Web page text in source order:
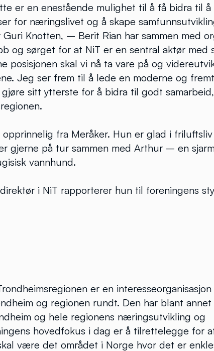
er en enestående mulighet til å få bidra til å
for næringslivet og å skape
Knotten, – Berit Rian har sammen med
og sørget for at NiT er en sentral aktør med
posisjonen skal vi nå ta vare på og
Jeg ser frem til å lede en moderne og
gjøre sitt ytterste for å bidra til godt
opprinnelig fra Meråker. Hun er glad i
gjerne på tur sammen med Arthur – en
vannhund.
i NiT rapporterer hun til foreningens
er en
og regionen rundt. Den har blant annet
og hele regionens næringsutvikling og
hovedfokus i dag er å tilrettelegge for
være det området i Norge hvor det er